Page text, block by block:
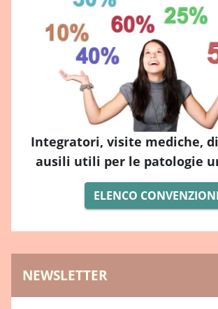
Integratori, visite mediche,
ausili utili per le patologie
ELENCO CONVENZIONI
NEWSLETTER